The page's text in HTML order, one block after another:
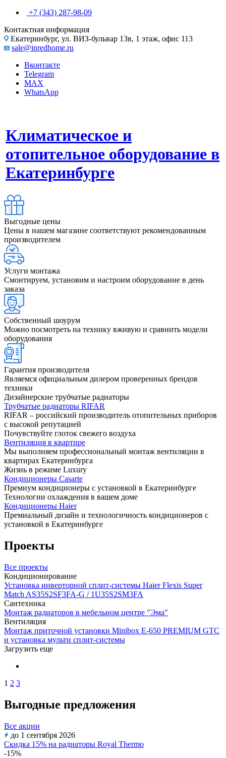
+7 (343) 287-98-09
Контактная информация
Екатеринбург, ул. ВИЗ-бульвар 13в, 1 этаж, офис 113
sale@inredhome.ru
Вконтакте
Telegram
MAX
WhatsApp
Климатическое и
отопительное оборудование в
Екатеринбурге
Выгодные цены
Цены в нашем магазине соответствуют рекомендованным
производителем
Услуги монтажа
Смонтируем, установим и настроим оборудование в день
заказа
Собственный шоурум
Можно посмотреть на технику вживую и сравнить модели
оборудования
Гарантия производителя
Являемся официальным дилером проверенных брендов
техники
Дизайнерские трубчатые радиаторы
Трубчатые радиаторы RIFAR
RIFAR – российский производитель отопительных приборов
с высокой репутацией
Почувствуйте глоток свежего воздуха
Вентиляция в квартире
Мы выполняем профессиональный монтаж вентиляции в
квартирах Екатеринбурга
Жизнь в режиме Luxury
Кондиционеры Casarte
Премиум кондиционеры с установкой в Екатеринбурге
Технологии охлаждения в вашем доме
Кондиционеры Haier
Премиальный дизайн и технологичность кондиционеров с
установкой в Екатеринбурге
Проекты
Все проекты
Кондиционирование
Установка инверторной сплит-системы Haier Flexis Super
Match AS35S2SF3FA-G / 1U35S2SM3FA
Сантехника
Монтаж радиаторов в мебельном центре "Эма"
Вентиляция
Монтаж приточной установки Minibox E-650 PREMIUM GTC
и установка мульти сплит-системы
Загрузить еще
1 2 3
Выгодные предложения
Все акции
до 1 сентября 2026
Скидка 15% на радиаторы Royal Thermo
-15%